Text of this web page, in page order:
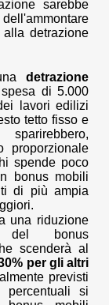
sarebbe
detrazione
detrazione
di 5.000
lavori edilizi
tetto fisso e
proporzionale
spende poco
bonus mobili
di più ampia
una riduzione
del bonus
scenderà al
per gli altri
previsti
si